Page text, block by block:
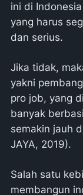
ini di
yang harus
dan serius.
Jika tidak,
yakni
pro job, yang
banyak
semakin jauh
JAYA, 2019).
Salah satu
membangun